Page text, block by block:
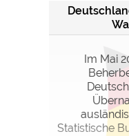
Im Mai
Statistische